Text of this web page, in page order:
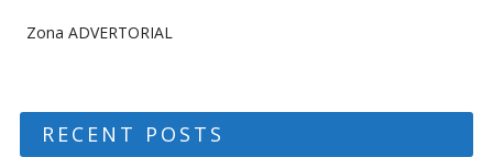
Zona ADVERTORIAL
RECENT POSTS